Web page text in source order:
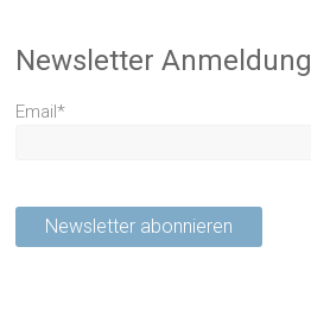
Newsletter Anmeldung
Email*